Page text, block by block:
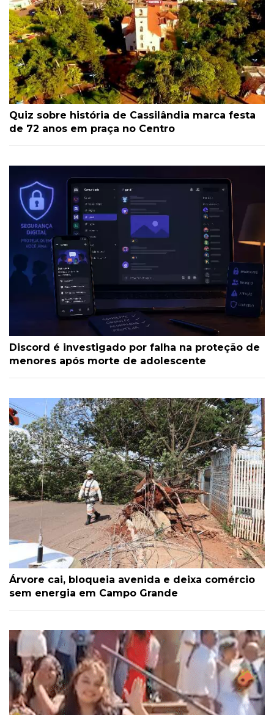
Quiz sobre história de Cassilândia marca festa
de 72 anos em praça no Centro
Discord é investigado por falha na proteção de
menores após morte de adolescente
Árvore cai, bloqueia avenida e deixa comércio
sem energia em Campo Grande